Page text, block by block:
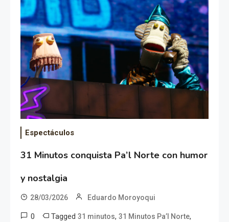
Espectáculos
31 Minutos conquista Pa’l Norte con humor
y nostalgia
28/03/2026 Eduardo Moroyoqui
0 Tagged 31 minutos, 31 Minutos Pa’l Norte,